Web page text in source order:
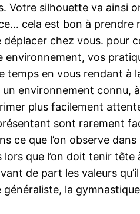
Votre silhouette va ainsi
cela est bon à prendre
déplacer chez vous. pour
vos
temps en vous rendant
environnement connu,
plus facilement
sont rarement
ce que l’on observe
que l’on doit tenir
de part les valeurs
la